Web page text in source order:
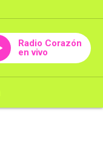
Radio Corazón
en vivo